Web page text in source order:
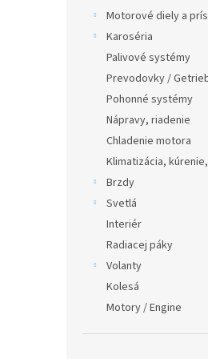
Motorové diely a
Karoséria
Palivové systémy
Prevodovky /
Pohonné systémy
Nápravy, riadenie
Chladenie motora
Klimatizácia,
Brzdy
Svetlá
Interiér
Radiacej páky
Volanty
Kolesá
Motory / Engine